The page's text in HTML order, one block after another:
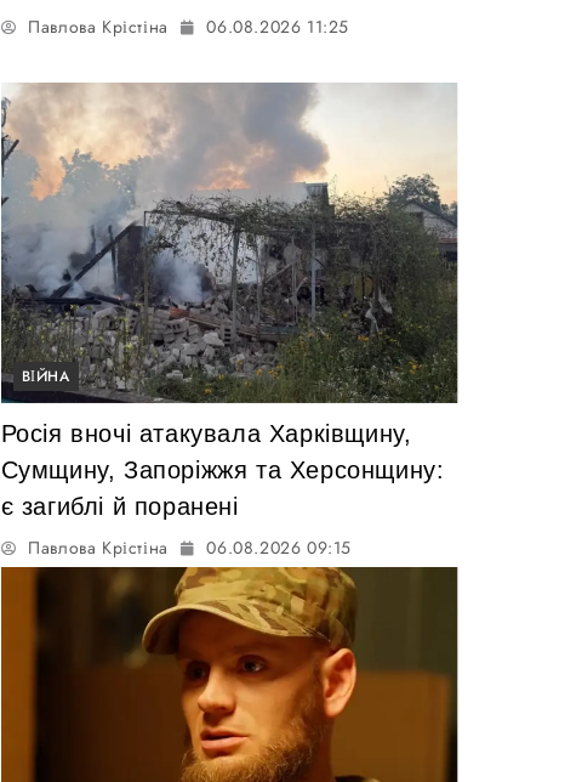
Павлова Крістіна 06.08.2026 11:25
ВІЙНА
Росія вночі атакувала Харківщину,
Сумщину, Запоріжжя та Херсонщину:
є загиблі й поранені
Павлова Крістіна 06.08.2026 09:15